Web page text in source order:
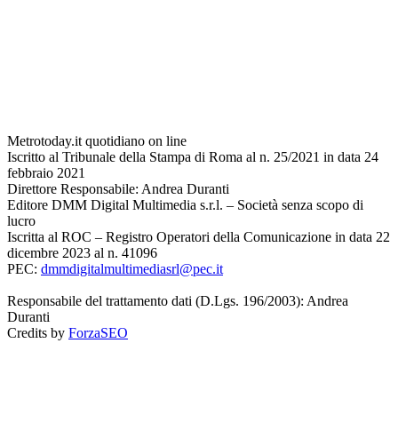
Metrotoday.it quotidiano on line
Iscritto al Tribunale della Stampa di Roma al n. 25/2021 in data 24
febbraio 2021
Direttore Responsabile: Andrea Duranti
Editore DMM Digital Multimedia s.r.l. – Società senza scopo di
lucro
Iscritta al ROC – Registro Operatori della Comunicazione in data 22
dicembre 2023 al n. 41096
PEC: dmmdigitalmultimediasrl@pec.it
Responsabile del trattamento dati (D.Lgs. 196/2003): Andrea
Duranti
Credits by ForzaSEO